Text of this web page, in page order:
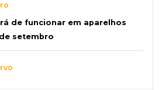
de funcionar em aparelhos
setembro